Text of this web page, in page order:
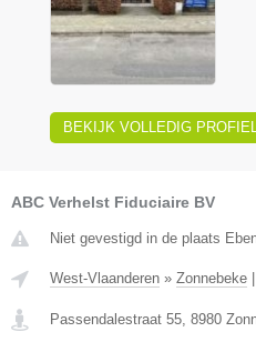
BEKIJK VOLLEDIG PROFIEL
ABC Verhelst Fiduciaire BV
Niet gevestigd in de plaats
West-Vlaanderen » Zonnebeke |
Passendalestraat 55 8980